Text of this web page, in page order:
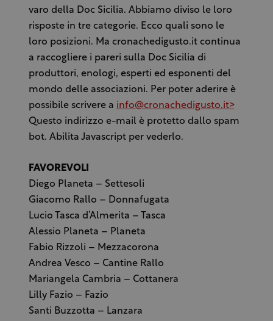
varo della Doc Sicilia. Abbiamo diviso le loro
risposte in tre categorie. Ecco quali sono le
loro posizioni. Ma cronachedigusto.it continua
a raccogliere i pareri sulla Doc Sicilia di
produttori, enologi, esperti ed esponenti del
mondo delle associazioni. Per poter aderire è
possibile scrivere a info@cronachedigusto.it>
Questo indirizzo e-mail è protetto dallo spam
bot. Abilita Javascript per vederlo.
FAVOREVOLI
Diego Planeta – Settesoli
Giacomo Rallo – Donnafugata
Lucio Tasca d’Almerita – Tasca
Alessio Planeta – Planeta
Fabio Rizzoli – Mezzacorona
Andrea Vesco – Cantine Rallo
Mariangela Cambria – Cottanera
Lilly Fazio – Fazio
Santi Buzzotta – Lanzara